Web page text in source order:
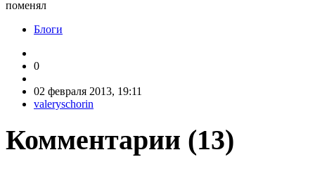
поменял
Блоги
0
02 февраля 2013, 19:11
valeryschorin
Комментарии (13)